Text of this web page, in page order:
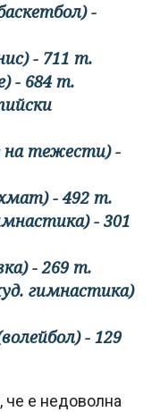
-
- 711 т.
- 684 т.
на тежести) -
- 492 т.
- 301
- 269 т.
гимнастика)
- 129
че е недоволна